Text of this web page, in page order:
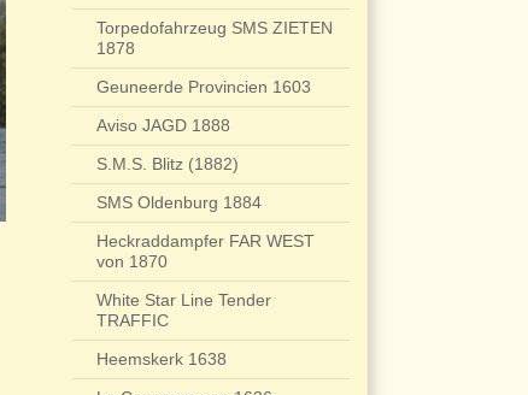
Torpedofahrzeug SMS ZIETEN
1878
Geuneerde Provincien 1603
Aviso JAGD 1888
S.M.S. Blitz (1882)
SMS Oldenburg 1884
Heckraddampfer FAR WEST
von 1870
White Star Line Tender
TRAFFIC
Heemskerk 1638